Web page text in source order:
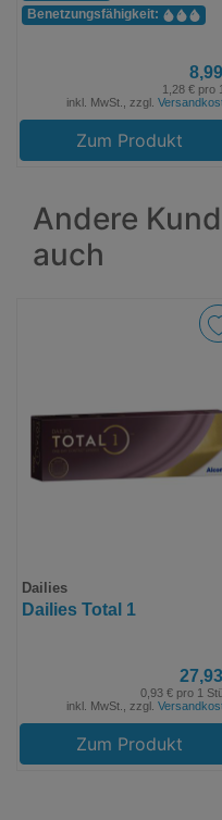
Benetzungs­fähigkeit:
1,28 € pro
inkl. MwSt., zzgl.
Zum Produkt
Andere
auch
Dailies
Dailies Total 1
0,93 € pro 1
inkl. MwSt., zzgl.
Zum Produkt